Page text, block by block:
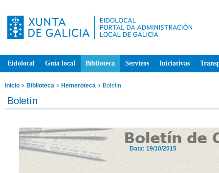
Eidolocal Guía local Biblioteca Servizos Iniciativas
Inicio Biblioteca Hemeroteca Boletín
Boletín
Data: 19/10/2015